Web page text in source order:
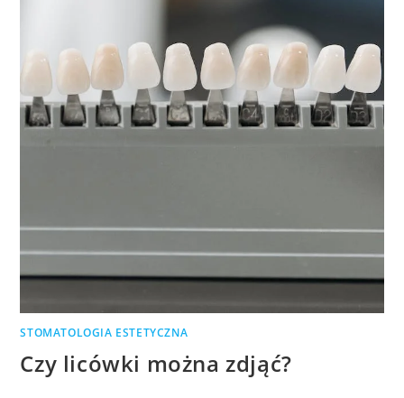
STOMATOLOGIA ESTETYCZNA
Czy licówki można zdjąć?